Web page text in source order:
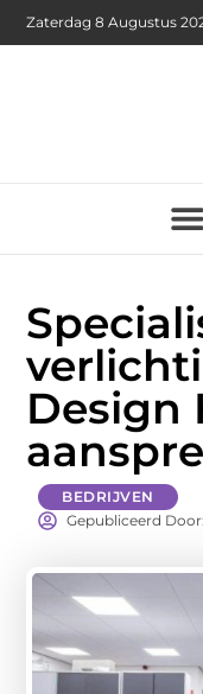
Zaterdag 8 Augustus
Design
BEDRIJVEN
Gepubliceerd